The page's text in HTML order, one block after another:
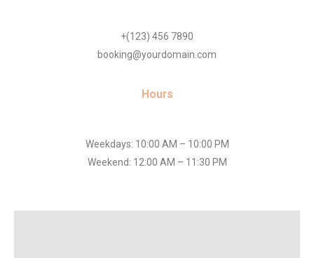
+(123) 456 7890
booking@yourdomain.com
Hours
Weekdays: 10:00 AM – 10:00 PM
Weekend: 12:00 AM – 11:30 PM